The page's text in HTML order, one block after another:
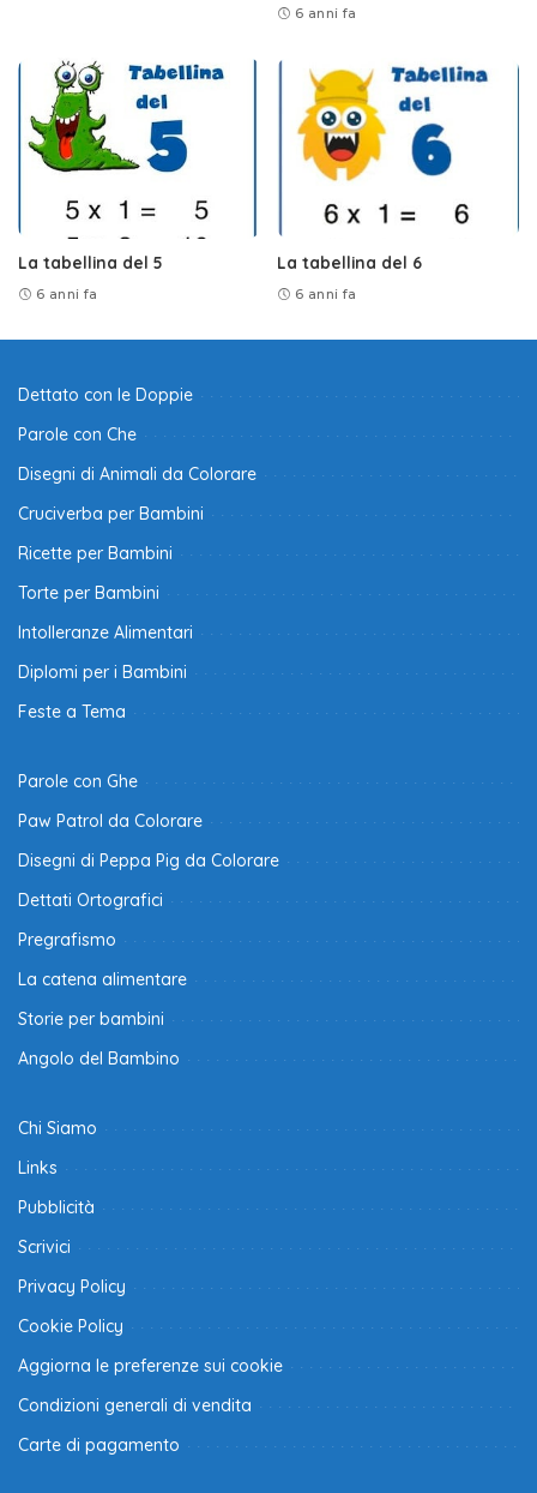
6 anni fa
La tabellina del 5
6 anni fa
La tabellina del 6
6 anni fa
Dettato con le Doppie
Parole con Che
Disegni di Animali da Colorare
Cruciverba per Bambini
Ricette per Bambini
Torte per Bambini
Intolleranze Alimentari
Diplomi per i Bambini
Feste a Tema
Parole con Ghe
Paw Patrol da Colorare
Disegni di Peppa Pig da Colorare
Dettati Ortografici
Pregrafismo
La catena alimentare
Storie per bambini
Angolo del Bambino
Chi Siamo
Links
Pubblicità
Scrivici
Privacy Policy
Cookie Policy
Aggiorna le preferenze sui cookie
Condizioni generali di vendita
Carte di pagamento